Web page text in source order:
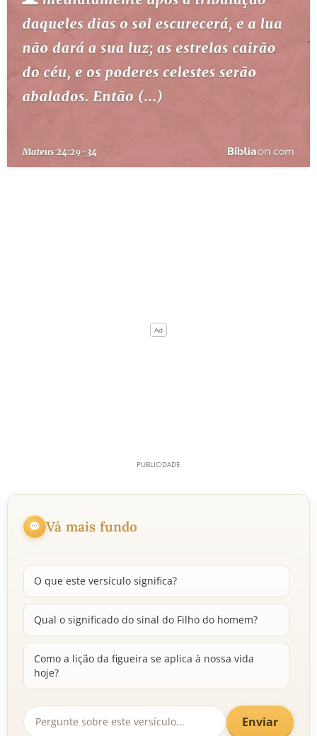
Vá mais fundo
O que este versículo significa?
Qual o significado do sinal do Filho do homem?
Como a lição da figueira se aplica à nossa vida
hoje?
Enviar